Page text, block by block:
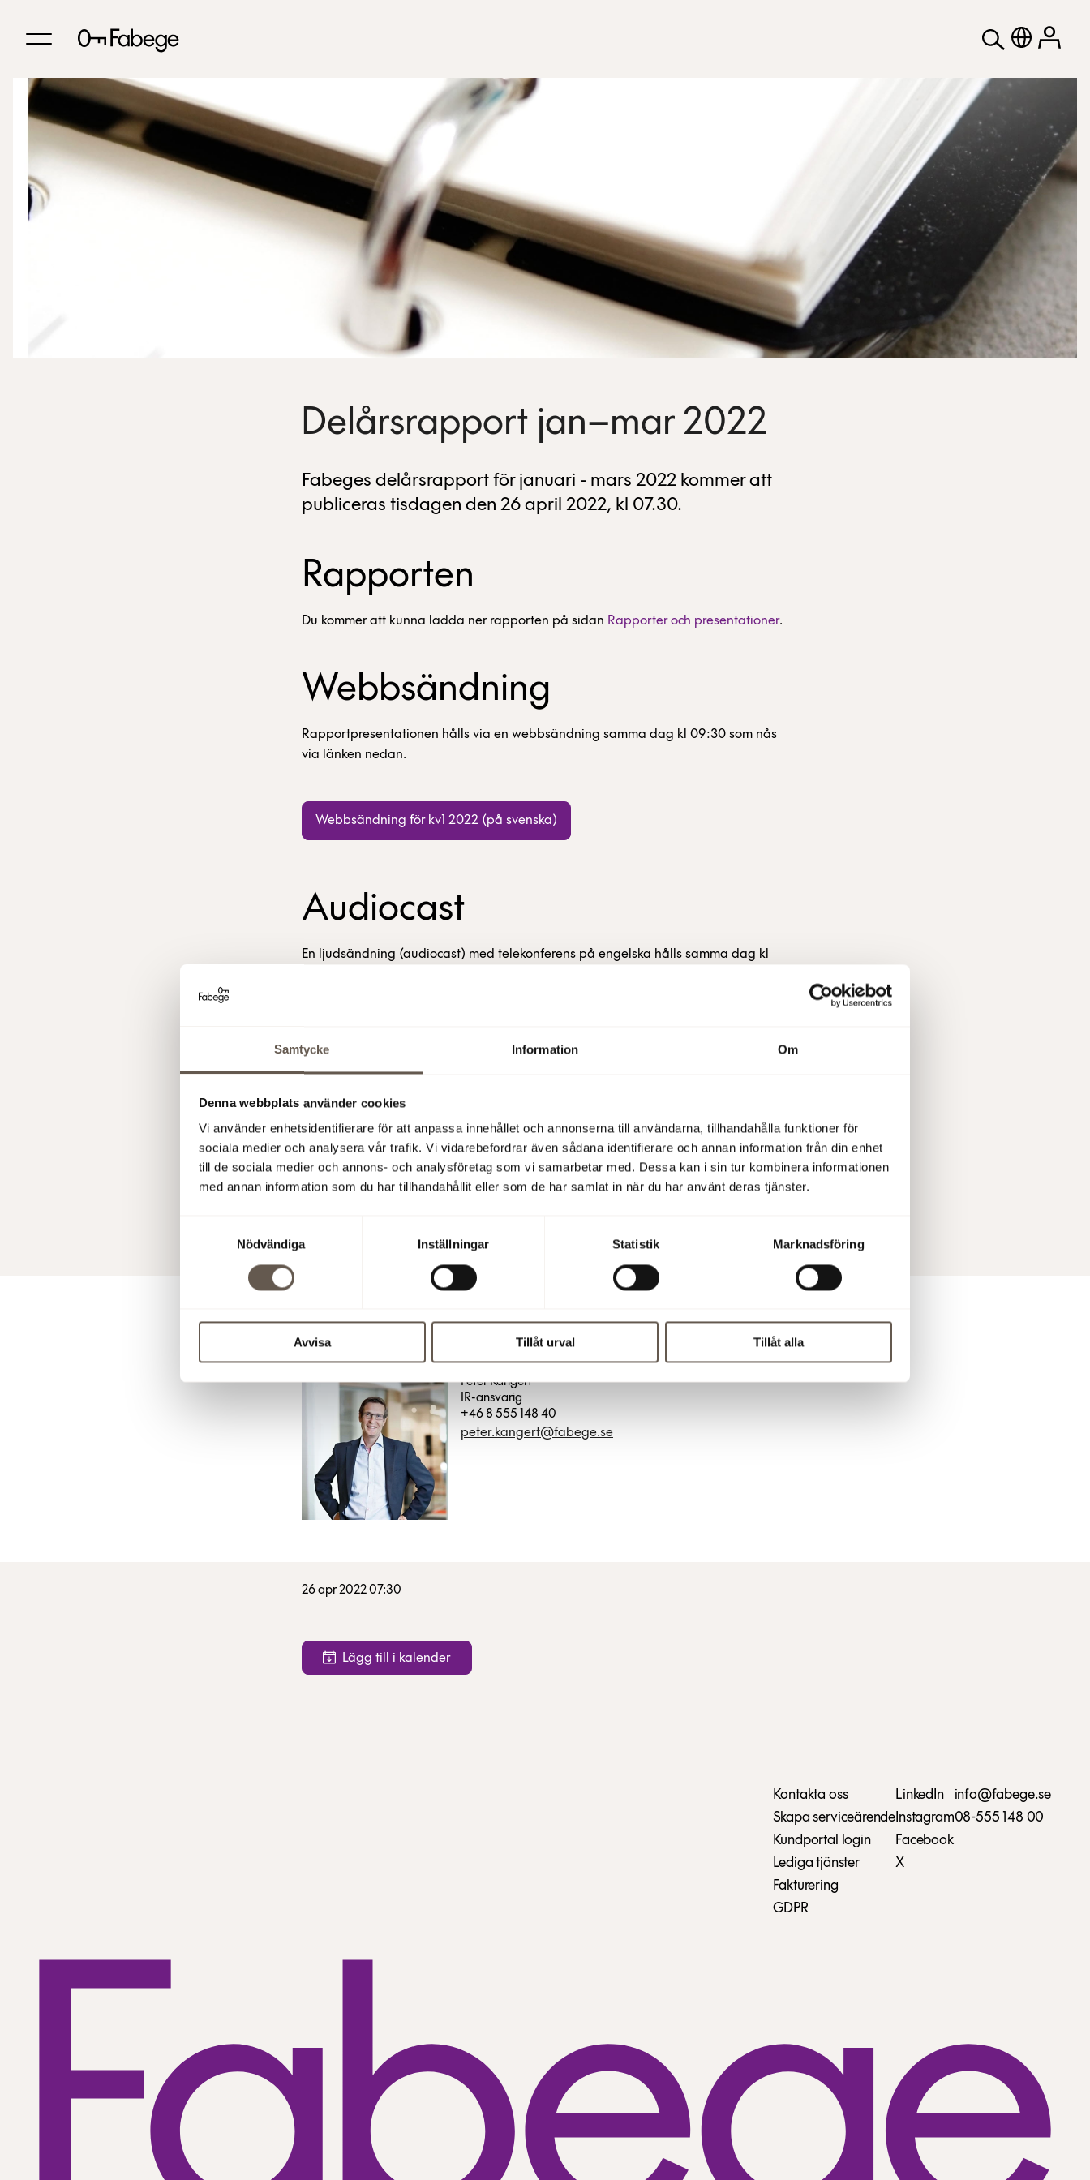
Samtycke Information Om
Denna webbplats använder cookies
Vi använder enhetsidentifierare för att anpassa innehållet och annonserna till användarna, tillhandahålla funktioner för
sociala medier och analysera vår trafik. Vi vidarebefordrar även sådana identifierare och annan information från din enhet
till de sociala medier och annons- och analysföretag som vi samarbetar med. Dessa kan i sin tur kombinera informationen
med annan information som du har tillhandahållit eller som de har samlat in när du har använt deras tjänster.
Nödvändiga
Inställningar Statistik Marknadsföring
Avvisa Tillåt urval Tillåt alla
Delårsrapport jan–mar 2022
Fabeges delårsrapport för januari - mars 2022 kommer att
publiceras tisdagen den 26 april 2022, kl 07.30.
Rapporten
Du kommer att kunna ladda ner rapporten på sidan Rapporter och presentationer.
Webbsändning
Rapportpresentationen hålls via en webbsändning samma dag kl 09:30 som nås
via länken nedan.
Webbsändning för kv1 2022 (på svenska)
Audiocast
En ljudsändning (audiocast) med telekonferens på engelska hålls samma dag kl
Teleconference: Dial-in number
SE: +46856642693
UK: +443333009268
US: +1 6319131422
PIN:
Har du en fråga?
Peter Kangert
IR-ansvarig
+46 8 555 148 40
peter.kangert@fabege.se
26 apr 2022 07:30
Lägg till i kalender
Kontakta oss
Skapa serviceärende
Kundportal login
Lediga tjänster
Fakturering
GDPR
LinkedIn
Instagram
Facebook
X
info@fabege.se
08-555 148 00